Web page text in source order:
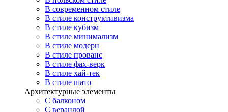
В современном стиле
В стиле конструктивизма
В стиле кубизм
В стиле минимализм
В стиле модерн
В стиле прованс
В стиле фах-верк
В стиле хай-тек
В стиле шато
Архитектурные элементы
С балконом
С верандой